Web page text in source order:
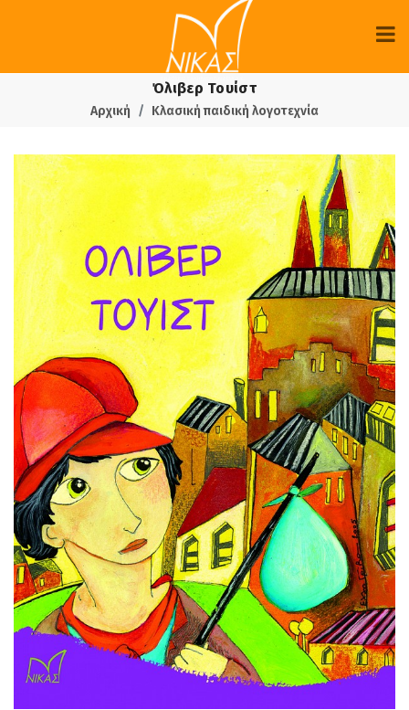
Όλιβερ Τουίστ
Αρχική Κλασική παιδική λογοτεχνία